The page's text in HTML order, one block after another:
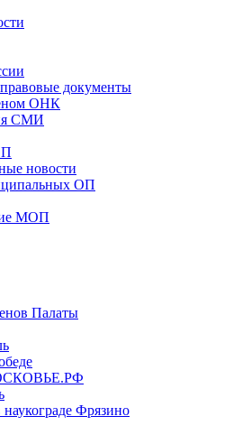
документы
ОНК
СМИ
новости
ОП
МОП
Палаты
Фрязино